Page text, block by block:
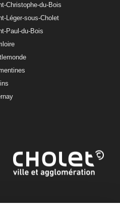
Christophe-du-Bois
Léger-sous-Cholet
Paul-du-Bois